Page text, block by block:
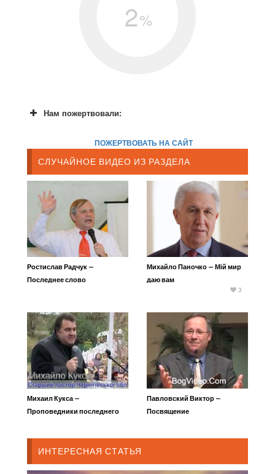
2%
Нам пожертвовали:
ПОЖЕРТВОВАТЬ НА САЙТ
СЛУЧАЙНОЕ ВИДЕО ИЗ РАЗДЕЛА
Ростислав Радчук —
Последнее слово
Михайло Паночко — Мій мир
даю вам
3
Михаил Кукса —
Проповедники последнего
Павловский Виктор —
Посвящение
ИНТЕРЕСНАЯ СТАТЬЯ